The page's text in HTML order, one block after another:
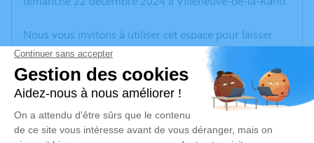
Nous vous invitons à utiliser cet espace pour laisser
vos condoléances, partager des photos souvenirs, une
anecdote ou exprimer vos pensées à travers des
poèmes ou des textes. Cet endroit est un lieu
d'expression dédié à honorer la mémoire d’Hélène
MALÉ.